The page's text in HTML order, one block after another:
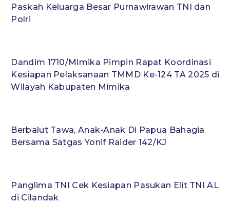
Paskah Keluarga Besar Purnawirawan TNI dan
Polri
Dandim 1710/Mimika Pimpin Rapat Koordinasi
Kesiapan Pelaksanaan TMMD Ke-124 TA 2025 di
Wilayah Kabupaten Mimika
Berbalut Tawa, Anak-Anak Di Papua Bahagia
Bersama Satgas Yonif Raider 142/KJ
Panglima TNI Cek Kesiapan Pasukan Elit TNI AL
di Cilandak